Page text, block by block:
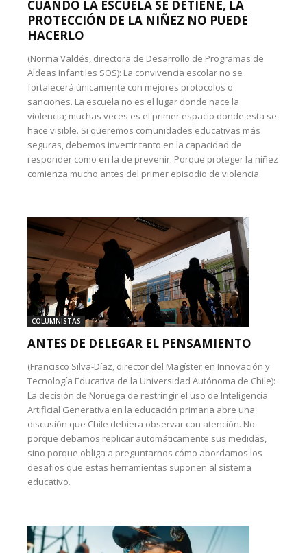
CUANDO LA ESCUELA SE DETIENE, LA
PROTECCIÓN DE LA NIÑEZ NO PUEDE
HACERLO
(Norma Valdés, directora de Desarrollo de Programas de
Aldeas Infantiles SOS): La convivencia escolar no se
fortalecerá únicamente con mejores protocolos o
sanciones. La escuela no es el lugar donde nace la
violencia; muchas veces es el primer espacio donde esta se
hace visible. Si queremos comunidades educativas más
seguras, debemos invertir tanto en la capacidad de
responder como en la de prevenir. Porque proteger la niñez
comienza mucho antes del primer episodio de violencia.
COLUMNISTAS
ANTES DE DELEGAR EL PENSAMIENTO
(Francisco Silva-Díaz, director del Magíster en Innovación y
Tecnología Educativa de la Universidad Autónoma de Chile):
La decisión de Noruega de restringir el uso de Inteligencia
Artificial Generativa en la educación primaria abre una
discusión que Chile debiera observar con atención. No
porque debamos replicar automáticamente sus medidas,
sino porque obliga a preguntarnos cómo abordamos los
desafíos que estas herramientas suponen al sistema
educativo.